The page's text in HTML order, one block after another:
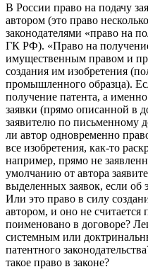
В России право на подачу
автором (это право
законодателями «право на
ГК РФ). «Право на получение
имущественным правом и
создания им изобретения
промышленного образца).
получение патента, а
заявки (прямо описанной в
заявителю по письменному
ли автор одновременно
все изобретения, как-то
например, прямо не
умолчанию от автора
выделенных заявок, если об
Или это право в силу
автором, и оно не
поименовано в договоре?
системным или
патентного
такое право в законе?